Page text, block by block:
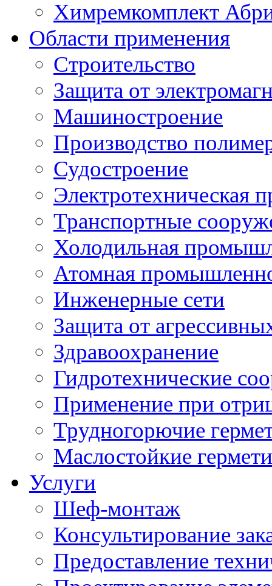
Химремкомплект
Области применения
Строительство
Защита от
Машиностроение
Производство
Судостроение
Электротехническая
Транспортные
Холодильная
Атомная
Инженерные сети
Защита от
Здравоохранение
Гидротехнические
Применение при
Трудногорючие
Маслостойкие
Услуги
Шеф-монтаж
Консультирование
Предоставление